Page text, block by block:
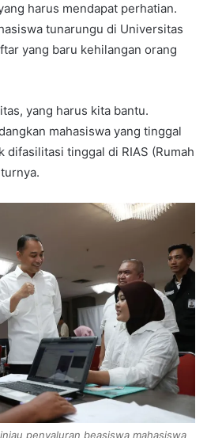
harus mendapat perhatian.
tunarungu di Universitas
yang baru kehilangan orang
yang harus kita bantu.
mahasiswa yang tinggal
difasilitasi tinggal di RIAS (Rumah
penyaluran beasiswa mahasiswa